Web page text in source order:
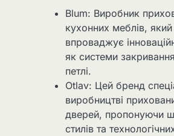
Blum: Виробник
кухонних меблів,
впроваджує
як системи
петлі.
Otlav: Цей бренд
виробництві
дверей, пропонуючи
стилів та